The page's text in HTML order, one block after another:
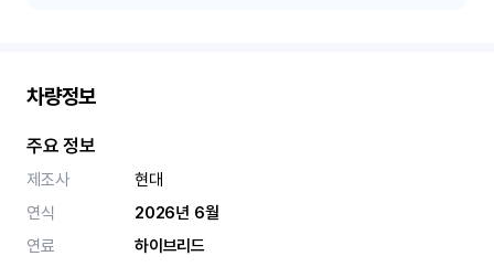
차량정보
주요 정보
제조사
현대
연식
2026년 6월
연료
하이브리드